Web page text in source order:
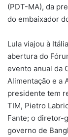
(PDT-MA), da
do embaixador
Lula viajou à
abertura do
evento anual da
Alimentação e a
presidente tem
TIM, Pietro
Fante; o diretor-
governo de